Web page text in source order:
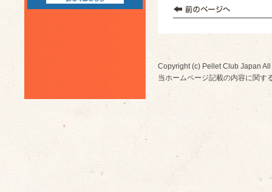
Copyright (c) Pellet Club Japan
当ホームページ記載の内容に関す